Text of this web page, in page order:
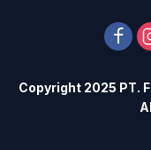
Copyright 2025 PT.